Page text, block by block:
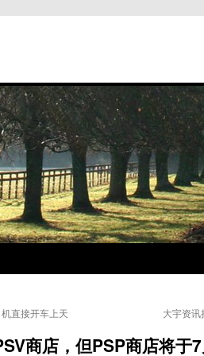
直接开车上天 大宇资
商店，但PSP商店将于